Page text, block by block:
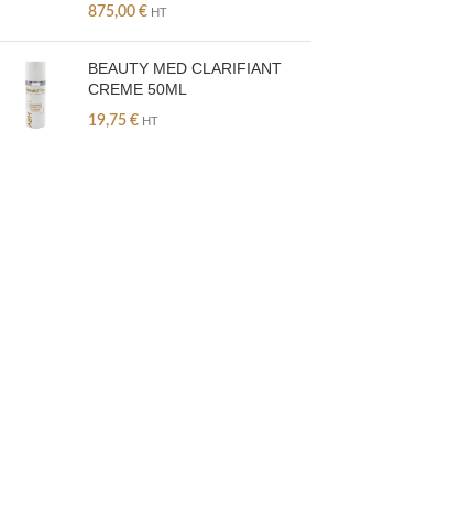
875,00 € HT
BEAUTY MED CLARIFIANT
CREME 50ML
19,75 € HT